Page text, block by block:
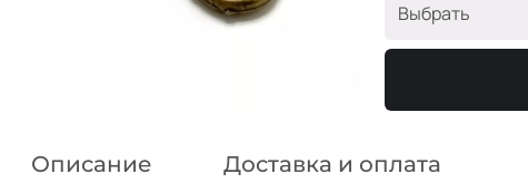
Выбрать
Бронза
Никель
Описание Доставка и оплата